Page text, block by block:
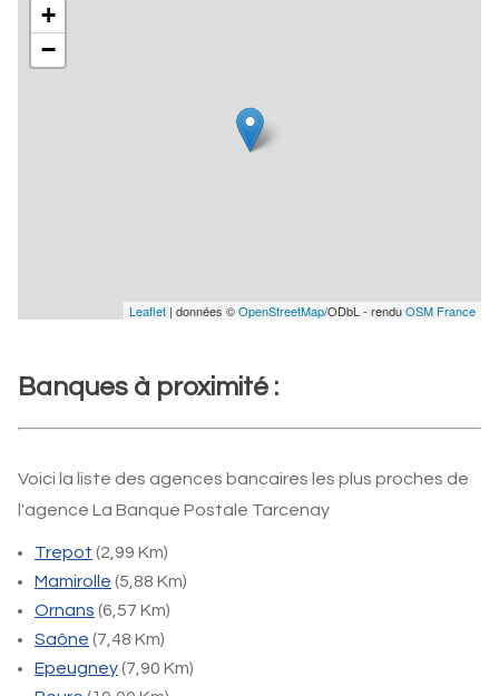
+
−
Leaflet | données ©OpenStreetMap/ODbL - renduOSM France
Banques à proximité :
Voici la liste des agences bancaires les plus proches de
l'agence La Banque Postale Tarcenay
Trepot (2,99 Km)
Mamirolle (5,88 Km)
Ornans (6,57 Km)
Saône (7,48 Km)
Epeugney(7,90 Km)